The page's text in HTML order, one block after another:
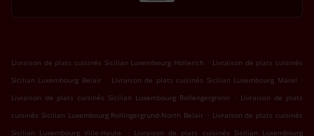
Livraison de plats cuisinés Sicilian Luxembourg Hollerich . Livraison de plats cuisinés
Sicilian Luxembourg Belair . Livraison de plats cuisinés Sicilian Luxembourg Märel .
Livraison de plats cuisinés Sicilian Luxembourg Rollengergronn
. Livraison de plats
cuisinés Sicilian Luxembourg Rollingergrund-North Belair . Livraison de plats cuisinés
Sicilian Luxembourg Ville-Haute
. Livraison de plats cuisinés Sicilian Luxembourg